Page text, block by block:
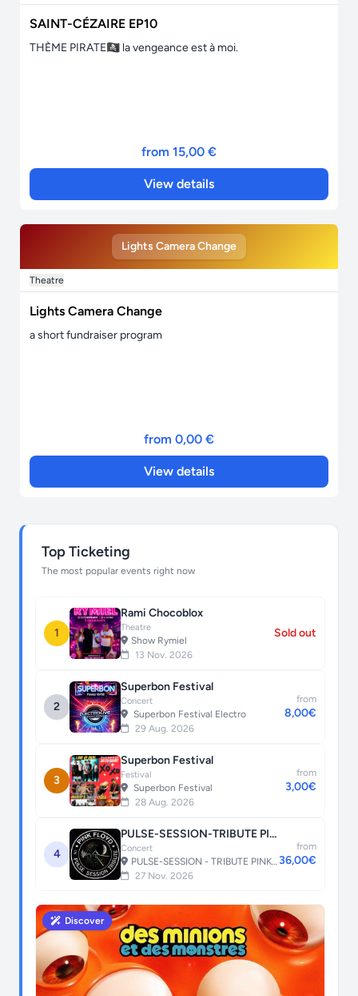
SAINT-CÉZAIRE EP10
THÈME PIRATE🏴‍☠️ la vengeance est à moi.
from 15,00 €
View details
Lights Camera Change
Theatre
Lights Camera Change
a short fundraiser program
from 0,00 €
View details
Top Ticketing
The most popular events right now
1
Rami Chocoblox
Theatre
Show Rymiel
13 Nov. 2026
Sold out
2
Superbon Festival
Concert
Superbon Festival Electro
29 Aug. 2026
from
8,00€
3
Superbon Festival
Festival
Superbon Festival
28 Aug. 2026
from
3,00€
4
PULSE-SESSION-TRIBUTE PINK FLOYD
Concert
PULSE-SESSION - TRIBUTE PINK FLOYD
27 Nov. 2026
from
36,00€
Discover